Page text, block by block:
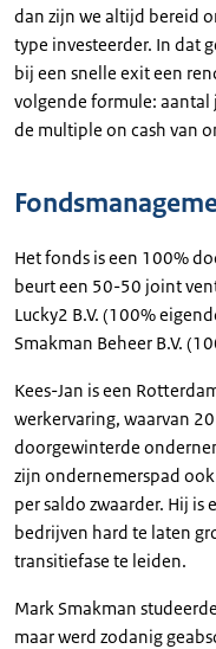
dan zijn we altijd bereid
type investeerder. In dat
bij een snelle exit een
volgende formule: aantal
de multiple on cash van
Het fonds is een 100%
beurt een 50-50 joint
Lucky2 B.V. (100%
Smakman Beheer B.V.
Kees-Jan is een
werkervaring, waarvan
doorgewinterde
zijn ondernemerspad
per saldo zwaarder. Hij is
bedrijven hard te laten
transitiefase te leiden.
Mark Smakman
maar werd zodanig